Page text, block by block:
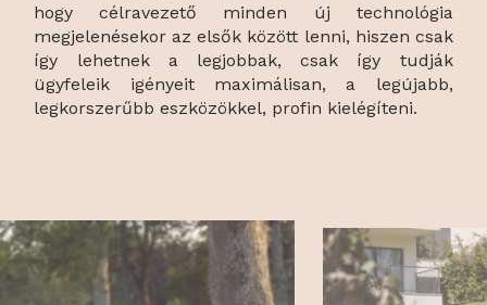
hogy célravezető minden új technológia
megjelenésekor az elsők között lenni, hiszen csak
így lehetnek a legjobbak, csak így tudják
ügyfeleik igényeit maximálisan, a legújabb,
legkorszerűbb eszközökkel, profin kielégíteni.